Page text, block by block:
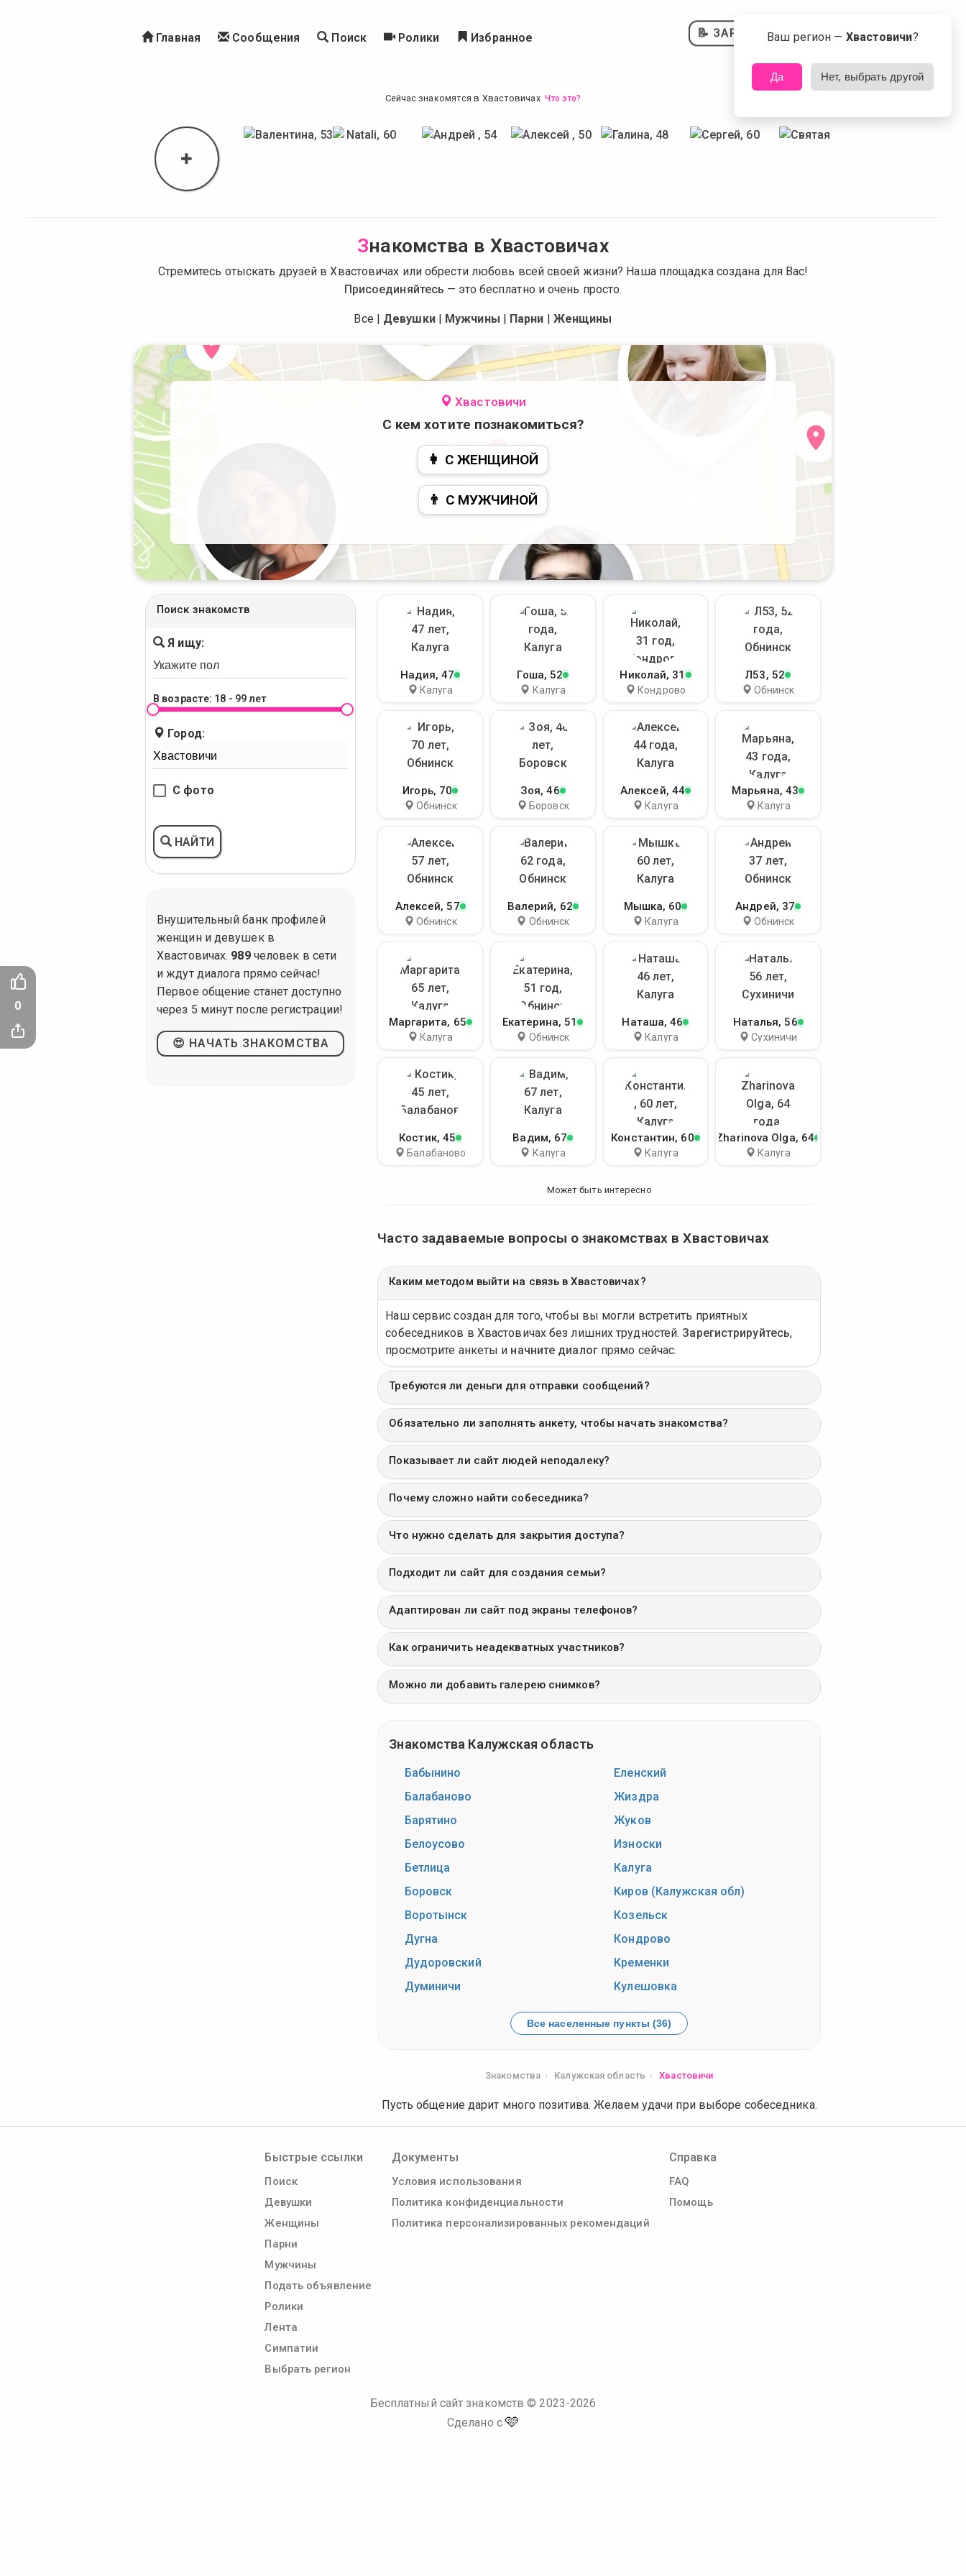
Главная Сообщения Поиск Ролики Избранное 📝 ЗАРЕГИСТРИРОВАТЬСЯ
Сейчас знакомятся в Хвастовичах Что это?
Знакомства в Хвастовичах
Стремитесь отыскать друзей в Хвастовичах или обрести любовь всей своей жизни? Наша площадка создана для Вас!
Присоединяйтесь — это бесплатно и очень просто.
Все | Девушки| Мужчины | Парни | Женщины
Хвастовичи
С кем хотите познакомиться?
👩 С ЖЕНЩИНОЙ
👨 С МУЖЧИНОЙ
Поиск знакомств
Я ищу:
В возрасте: 18 - 99 лет
Город:
С фото
НАЙТИ
Внушительный банк профилей
женщин и девушек в
Хвастовичах. 989человек в сети
и ждут диалога прямо сейчас!
Первое общение станет доступно
через 5 минут после регистрации!
😍 НАЧАТЬ ЗНАКОМСТВА
Надия, 47
Калуга
Гоша, 52
Калуга
Николай, 31
Кондрово
Л53, 52
Обнинск
Игорь, 70
Обнинск
Зоя, 46
Боровск
Алексей, 44
Калуга
Марьяна, 43
Калуга
Алексей, 57
Обнинск
Валерий, 62
Обнинск
Мышка, 60
Калуга
Андрей, 37
Обнинск
Маргарита, 65
Калуга
Екатерина, 51
Обнинск
Наташа, 46
Калуга
Наталья, 56
Сухиничи
Костик, 45
Балабаново
Вадим, 67
Калуга
Константин, 60
Калуга
Zharinova Olga, 64
Калуга
Может быть интересно
Часто задаваемые вопросы о знакомствах в Хвастовичах
Каким методом выйти на связь в Хвастовичах?
Наш сервис создан для того, чтобы вы могли встретить приятных
собеседников в Хвастовичах без лишних трудностей. Зарегистрируйтесь,
просмотрите анкеты и начните диалогпрямо сейчас.
Требуются ли деньги для отправки сообщений?
Обязательно ли заполнять анкету, чтобы начать знакомства?
Показывает ли сайт людей неподалеку?
Почему сложно найти собеседника?
Что нужно сделать для закрытия доступа?
Подходит ли сайт для создания семьи?
Адаптирован ли сайт под экраны телефонов?
Как ограничить неадекватных участников?
Можно ли добавить галерею снимков?
Знакомства Калужская область
Бабынино
Балабаново
Барятино
Белоусово
Бетлица
Боровск
Воротынск
Дугна
Дудоровский
Думиничи
Еленский
Жиздра
Жуков
Износки
Калуга
Киров (Калужская обл)
Козельск
Кондрово
Кременки
Кулешовка
Все населенные пункты (36)
Знакомства Калужская область Хвастовичи
Пусть общение дарит много позитива. Желаем удачи при выборе собеседника.
Быстрые ссылки
Поиск
Девушки
Женщины
Парни
Мужчины
Подать объявление
Ролики
Лента
Симпатии
Выбрать регион
Документы
Условия использования
Политика конфиденциальности
Политика персонализированных рекомендаций
Справка
FAQ
Помощь
Бесплатный сайт знакомств © 2023-2026
Сделано с 🩷
0
Ваш регион — Хвастовичи?
Да Нет, выбрать другой